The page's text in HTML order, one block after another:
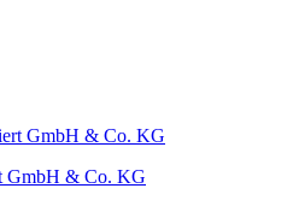
GmbH & Co. KG